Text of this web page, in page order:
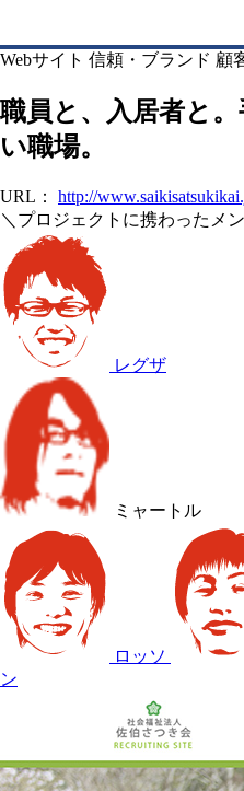
Webサイト 信頼・ブランド 顧
職員と、入居者と
い職場。
URL：
http://
＼プロジェクトに携わったメ
レグザ
ミャートル
ロッソ
ン